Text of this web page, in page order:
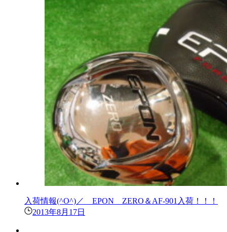
入荷情報(^O^)／ EPON ZERO＆AF-901入荷！！！
2013年8月17日